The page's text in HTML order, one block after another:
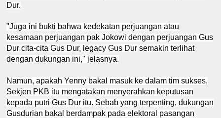
Dur.
"Juga ini bukti bahwa kedekatan perjuangan atau
kesamaan perjuangan pak Jokowi dengan perjuangan Gus
Dur cita-cita Gus Dur, legacy Gus Dur semakin terlihat
dengan dukungan ini," jelasnya.
Namun, apakah Yenny bakal masuk ke dalam tim sukses,
Sekjen PKB itu mengatakan menyerahkan keputusan
kepada putri Gus Dur itu. Sebab yang terpenting, dukungan
Gusdurian bakal berdampak pada elektoral pasangan